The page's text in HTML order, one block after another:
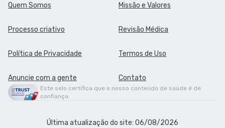
Quem Somos Missão e Valores
Processo criativo Revisão Médica
Política de Privacidade Termos de Uso
Anuncie com a gente Contato
Este selo certifica que o nosso conteúdo de saúde é de
confiança.
Última atualização do site: 06/08/2026